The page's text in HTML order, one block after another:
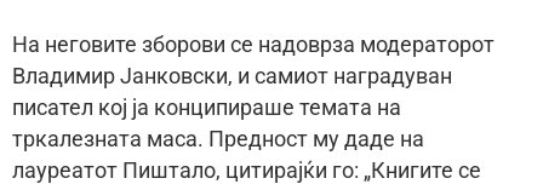
На неговите зборови се надоврза модераторот
Владимир Јанковски, и самиот наградуван
писател кој ја конципираше темата на
тркалезната маса. Предност му даде на
лауреатот Пиштало, цитирајќи го: „Книгите се